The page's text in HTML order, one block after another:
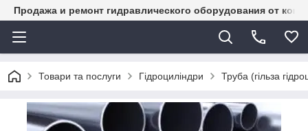
Продажа и ремонт гидравлического оборудования от
Товари та послуги Гідроциліндри Труба (гільза